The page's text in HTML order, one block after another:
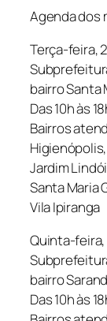
Agenda dos
Terça-feira,
bairro Santa
Das 10h às
Bairros
Jardim
Santa Maria
Vila Ipiranga
Quinta-feira,
bairro
Das 10h às